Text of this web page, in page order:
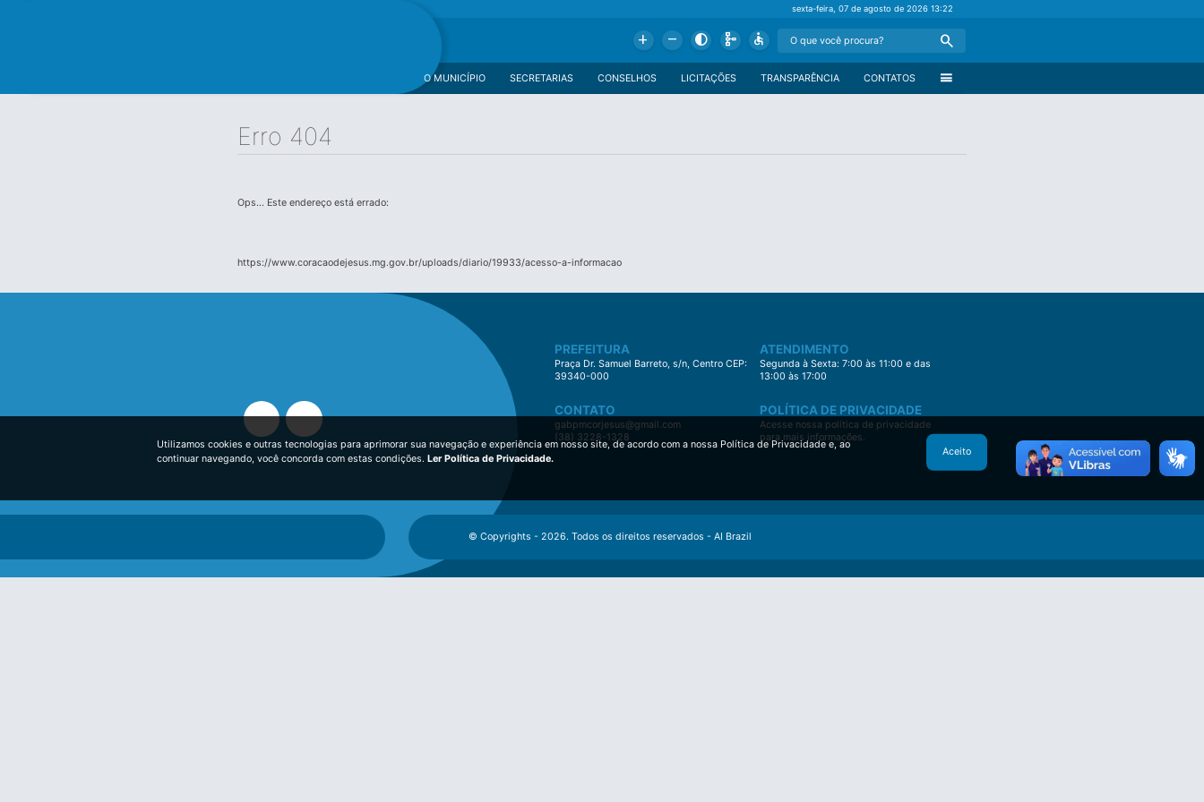
sexta-feira, 07 de agosto de 202613:22
Add Remove Contrast Schema Accessible Search
menu
CONTATOS
TRANSPARÊNCIA
LICITAÇÕES
CONSELHOS
SECRETARIAS
O MUNICÍPIO
Erro 404
Ops... Este endereço está errado:
https://www.coracaodejesus.mg.gov.br/uploads/diario/19933/acesso-a-informacao
PREFEITURA
Praça Dr. Samuel Barreto, s/n, Centro CEP:
39340-000
ATENDIMENTO
Segunda à Sexta: 7:00 às 11:00 e das
13:00 às 17:00
CONTATO
gabpmcorjesus@gmail.com
(38) 3228-1328
POLÍTICA DE PRIVACIDADE
Acesse nossa política de privacidade
para mais informações.
© Copyrights - 2026. Todos os direitos reservados - AI Brazil
Utilizamos cookies e outras tecnologias para aprimorar sua navegação e experiência em nosso site, de acordo com a nossa Política de Privacidade e, ao
continuar navegando, você concorda com estas condições. Ler Política de Privacidade.
Aceito